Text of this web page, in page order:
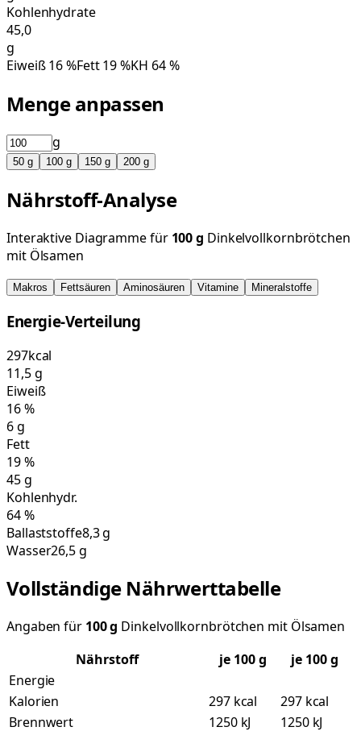
Kohlenhydrate
45,0
g
Eiweiß16%Fett19%KH 64%
Menge anpassen
g
50 g 100 g 150 g 200 g
Nährstoff-Analyse
Interaktive Diagramme für 100g Dinkelvollkornbrötchen
mit Ölsamen
Makros Fettsäuren Aminosäuren Vitamine Mineralstoffe
Energie-Verteilung
297kcal
11,5g
Eiweiß
16%
6g
Fett
19%
45g
Kohlenhydr.
64%
Ballaststoffe8,3 g
Wasser26,5 g
Vollständige Nährwerttabelle
Angaben für 100g Dinkelvollkornbrötchen mit Ölsamen
Nährstoff
je 100g
je 100 g
Energie
Kalorien
297 kcal
297 kcal
Brennwert
1250 kJ 1250 kJ